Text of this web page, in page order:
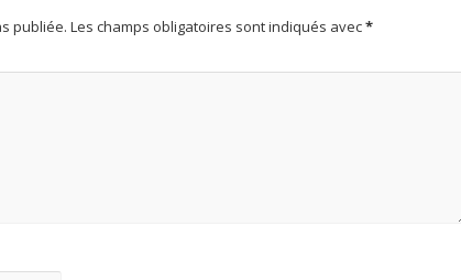
publiée. Les champs obligatoires sont indiqués avec*